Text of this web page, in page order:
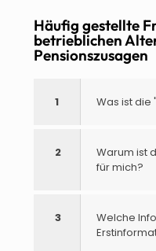
Häufig gestellte
betrieblichen
Pensionszusagen
1 Was ist die
2
Warum ist
für mich?
3
Welche